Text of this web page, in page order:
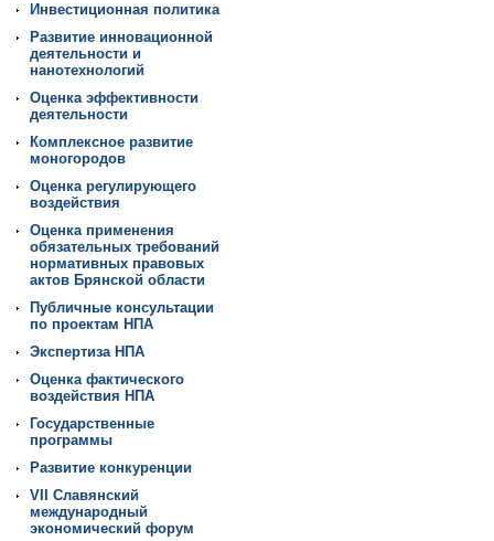
Инвестиционная политика
Развитие инновационной
деятельности и
нанотехнологий
Оценка эффективности
деятельности
Комплексное развитие
моногородов
Оценка регулирующего
воздействия
Оценка применения
обязательных требований
нормативных правовых
актов Брянской области
Публичные консультации
по проектам НПА
Экспертиза НПА
Оценка фактического
воздействия НПА
Государственные
программы
Развитие конкуренции
VII Славянский
международный
экономический форум